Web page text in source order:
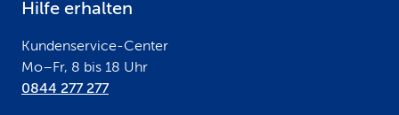
Hilfe erhalten
Kundenservice-Center
Mo–Fr, 8 bis 18 Uhr
0844 277 277